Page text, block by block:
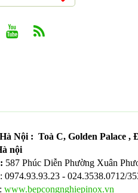
Nội : Toà C, Golden Palace ,
nội
587 Phúc Diễn Phường Xuân
0974.93.93.23 - 024.3538.0712/
www.bepcongnghiepinox.vn